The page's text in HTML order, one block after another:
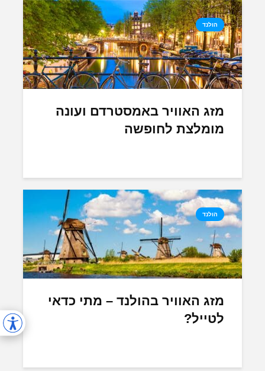
הולנד
מזג האוויר באמסטרדם ועונה
מומלצת לחופשה
הולנד
מזג האוויר בהולנד – מתי כדאי
לטייל?